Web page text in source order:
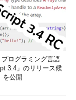
ログラミング言語
3.4」のリリース候
を公開